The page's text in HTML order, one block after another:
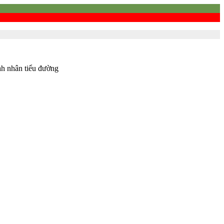
nhân tiểu đường